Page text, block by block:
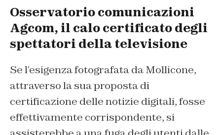
Osservatorio comunicazioni
Agcom, il calo certificato degli
spettatori della televisione
Se l’esigenza fotografata da Mollicone,
attraverso la sua proposta di
certificazione delle notizie digitali, fosse
effettivamente corrispondente, si